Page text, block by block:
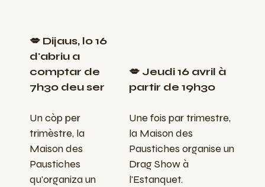
💋 Dijaus, lo 16
d'abriu a
comptar de
7h30 deu ser
Un còp per
trimèstre, la
Maison des
Paustiches
qu'organiza un
💋 Jeudi 16 avril à
partir de 19h30
Une fois par trimestre,
la Maison des
Paustiches organise un
Drag Show à
l'Estanquet.